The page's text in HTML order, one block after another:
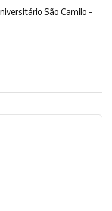
São Camilo -